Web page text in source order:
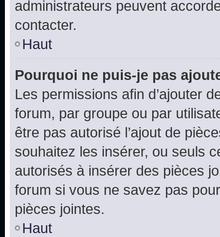
administrateurs peuvent
contacter.
Haut
Pourquoi ne puis-je pas
Les permissions afin d’ajouter
forum, par groupe ou par
être pas autorisé l’ajout de
souhaitez les insérer, ou seuls
autorisés à insérer des pièces
forum si vous ne savez pas
pièces jointes.
Haut